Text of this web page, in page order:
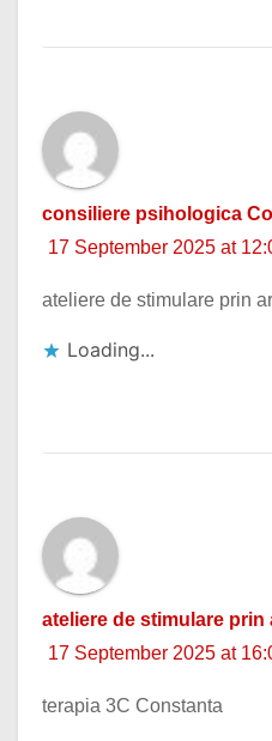
consiliere psihologica
17 September 2025 at
ateliere de stimulare prin
Loading...
ateliere de stimulare prin
17 September 2025 at
terapia 3C Constanta